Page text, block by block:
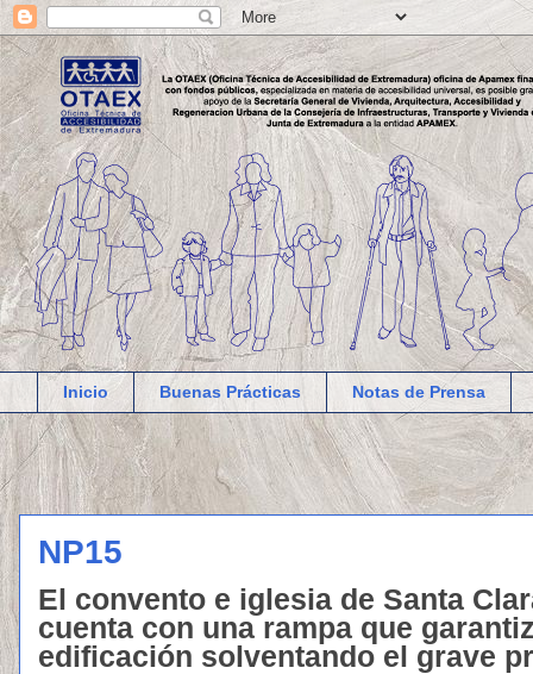
Inicio Buenas Prácticas Notas de Prensa
NP15
El convento e iglesia de Santa
cuenta con una rampa que
edificación solventando el grave